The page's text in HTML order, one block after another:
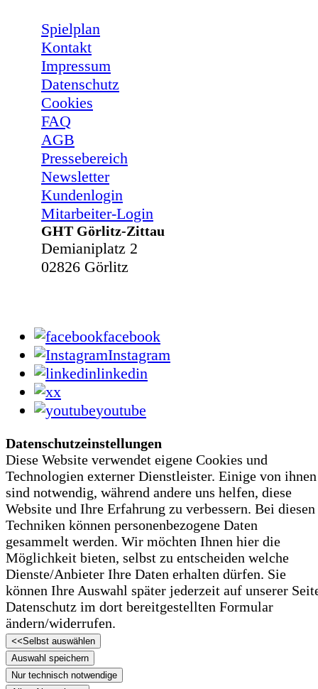
Spielplan
Kontakt
Impressum
Datenschutz
Cookies
FAQ
AGB
Pressebereich
Newsletter
Kundenlogin
Mitarbeiter-Login
GHT Görlitz-Zittau
Demianiplatz 2
02826 Görlitz
facebook
Instagram
linkedin
x
youtube
Datenschutzeinstellungen
Diese Website verwendet eigene Cookies und
Technologien externer Dienstleister. Einige von ihnen
sind notwendig, während andere uns helfen, diese
Website und Ihre Erfahrung zu verbessern. Bei diesen
Techniken können personenbezogene Daten
gesammelt werden. Wir möchten Ihnen hier die
Möglichkeit bieten, selbst zu entscheiden welche
Dienste/­­Anbieter Ihre Daten erhalten dürfen. Sie
können Ihre Auswahl später jederzeit auf unserer
Datenschutz im dort bereitgestellten Formular
ändern/­­widerrufen.
<<Selbst auswählen
Auswahl speichern
Nur technisch notwendige